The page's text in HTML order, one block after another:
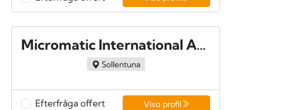
Micromatic International AB - Sollentuna
Sollentuna
Efterfråga offert Visa profil